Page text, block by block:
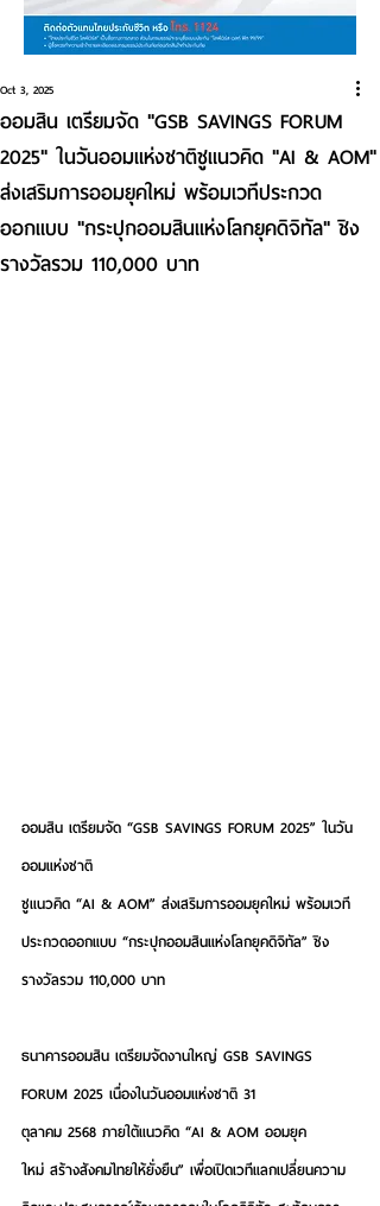
ออมสิน เตรียมจัด "GSB SAVINGS FORUM
2025" ในวันออมแห่งชาติชูแนวคิด "AI & AOM"
ส่งเสริมการออมยุคใหม่ พร้อมเวทีประกวด
ออกแบบ "กระปุกออมสินแห่งโลกยุคดิจิทัล" ชิง
รางวัลรวม 110,000 บาท
Oct 3, 2025
ออมสิน เตรียมจัด “GSB SAVINGS FORUM 2025” ในวัน
ออมแห่งชาติ
ชูแนวคิด “AI & AOM” ส่งเสริมการออมยุคใหม่ พร้อมเวที
ประกวดออกแบบ “กระปุกออมสินแห่งโลกยุคดิจิทัล” ชิง
รางวัลรวม 110,000 บาท
ธนาคารออมสิน เตรียมจัดงานใหญ่ GSB SAVINGS
FORUM 2025 เนื่องในวันออมแห่งชาติ 31
ตุลาคม 2568 ภายใต้แนวคิด “AI & AOM ออมยุค
ใหม่ สร้างสังคมไทยให้ยั่งยืน” เพื่อเปิดเวทีแลกเปลี่ยนความ